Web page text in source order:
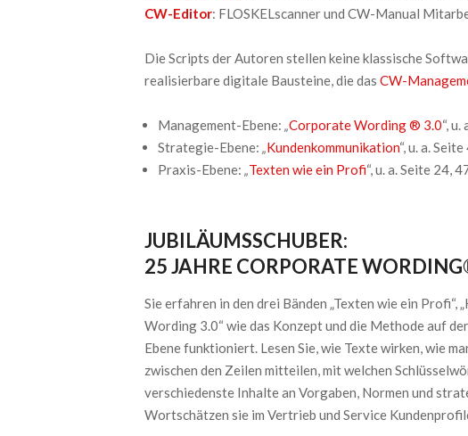
CW-Editor: FLOSKELscanner und CW-Manual
Die Scripts der Autoren stellen keine klassische
realisierbare digitale Bausteine, die das CW-
Management-Ebene: „Corporate Wording ® 3.0“,
Strategie-Ebene: „Kundenkommunikation“, u. a.
Praxis-Ebene: „Texten wie ein Profi“, u. a. Seite 24,
JUBILÄUMSSCHUBER:
25 JAHRE CORPORATE
Sie erfahren in den drei Bänden „Texten wie ein Profi“,
Wording 3.0“ wie das Konzept und die Methode auf
Ebene funktioniert. Lesen Sie, wie Texte wirken, wie
zwischen den Zeilen mitteilen, mit welchen
verschiedenste Inhalte an Vorgaben, Normen und
Wortschätzen sie im Vertrieb und Service